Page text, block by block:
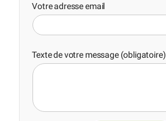
Votre adresse email
Texte de votre message (obligatoire)